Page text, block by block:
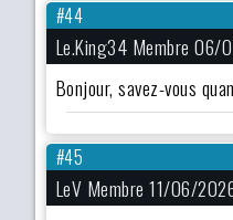
#44
Le.King34 Membre 06/
Bonjour, savez-vous
#45
LeV Membre 11/06/